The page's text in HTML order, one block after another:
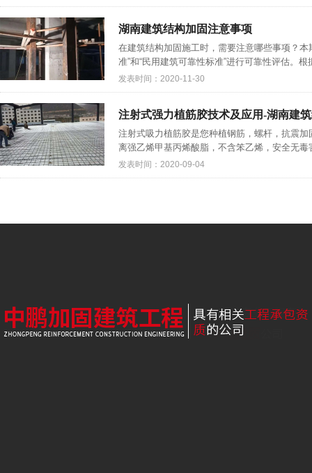
湖南建筑结构加固注意事项
在建筑结构加固施工时，需要注意哪些事项？
准”和“民用建筑可靠性标准”进行可靠性评估。
发表时间：2020-11-30
注射式强力植筋胶技术及应用-湖南建
注射式吸力植筋胶是您种植钢筋，螺杆，抗震
离强乙烯甲基丙烯酸脂，不含笨乙烯，安全无
发表时间：2020-09-04